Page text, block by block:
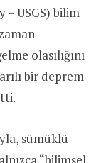
– USGS) bilim
olasılığını
bir deprem
sümüklü
“bilimsel